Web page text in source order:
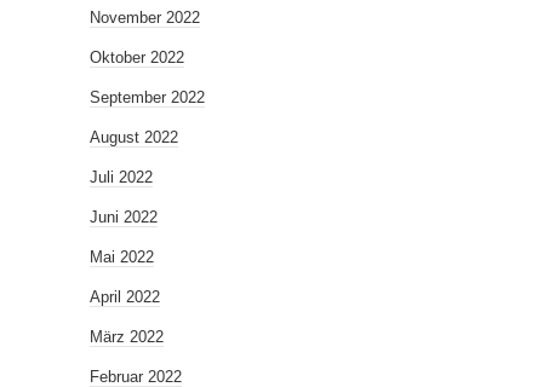
November 2022
Oktober 2022
September 2022
August 2022
Juli 2022
Juni 2022
Mai 2022
April 2022
März 2022
Februar 2022